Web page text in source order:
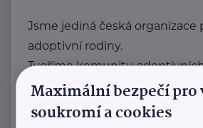
Jsme jediná česká organizace
adoptivní rodiny.
Tvoříme komunitu
rodičů, která sdílí radosti, ...
https://laskyplnanaruc.cz/
Maximální bezpečí pro
soukromí a cookies